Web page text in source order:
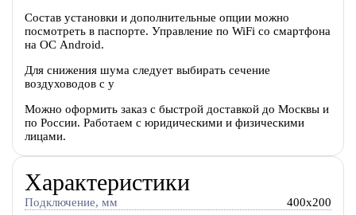
Состав установки и дополнительные опции можно
посмотреть в паспорте. Управление по WiFi со смартфона
на ОС Android.
Для снижения шума следует выбирать сечение
воздуховодов с у
Можно оформить заказ с быстрой доставкой до Москвы и
по России. Работаем с юридическими и физическими
лицами.
Характеристики
Подключение, мм 400x200